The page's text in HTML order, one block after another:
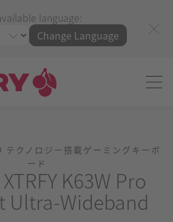
language:
Change Language
テクノロジー搭載ゲーミングキーボ
ード
K63W Pro
Ultra-Wideband